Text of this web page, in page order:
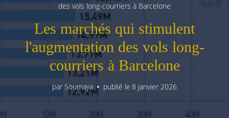
des vols long-courriers à Barcelone
Les marchés qui stimulent
l'augmentation des vols long-
courriers à Barcelone
parSoumaya publié le 8 janvier 2026